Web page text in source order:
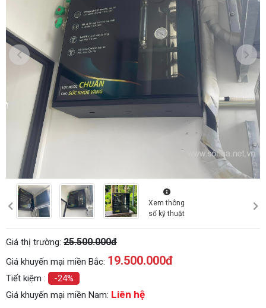
Xem thông
số kỹ thuật
Giá thị trường: 25.500.000đ
Giá khuyến mại miền Bắc: 19.500.000đ
Tiết kiệm :
-24%
Giá khuyến mại miền Nam: Liên hệ